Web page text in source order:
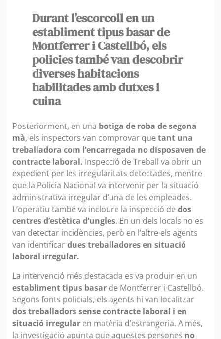
Durant l’escorcoll en un
establiment tipus basar de
Montferrer i Castellbó, els
policies també van descobrir
diverses habitacions
habilitades amb dutxes i
cuina
Posteriorment, en una botiga de roba de segona
mà, els inspectors van comprovar que tant una
treballadora com l’encarregada no disposaven de
contracte laboral. Inspecció de Treball va obrir un
expedient per les irregularitats detectades, mentre
que la Policia Nacional va intervenir per la situació
administrativa irregular d’una de les empleades.
L’operatiu també va incloure la inspecció de dos
centres d’estètica d’ungles. En un dels locals no es
van detectar incidències, però en l’altre els agents
van identificardues treballadores en situació
laboral irregular.
La intervenció més destacada es va produir en un
establiment tipus basar de Montferrer i Castellbó.
Segons fonts policials, els agents hi van localitzar
dos treballadors sense contracte laboral i en
situació irregular en matèria d’estrangeria. A més,
la investigació apunta que aquestes persones no